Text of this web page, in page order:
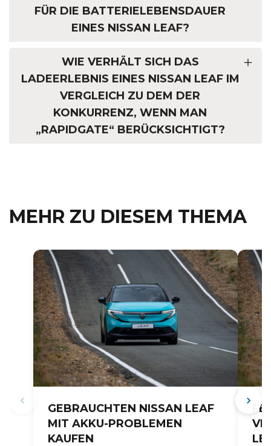
FÜR DIE BATTERIELEBENSDAUER
EINES NISSAN LEAF?
WIE VERHÄLT SICH DAS
LADEERLEBNIS EINES NISSAN LEAF IM
VERGLEICH ZU DEM DER
KONKURRENZ, WENN MAN
„RAPIDGATE“ BERÜCKSICHTIGT?
MEHR ZU DIESEM THEMA
GEBRAUCHTEN NISSAN LEAF
MIT AKKU-PROBLEMEN
KAUFEN